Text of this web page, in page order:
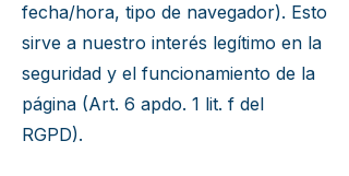
fecha/hora, tipo de navegador). Esto
sirve a nuestro interés legítimo en la
seguridad y el funcionamiento de la
página (Art. 6 apdo. 1 lit. f del
RGPD).